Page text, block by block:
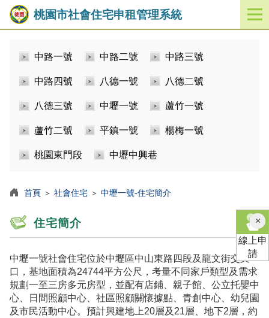
桃園市社會住宅申租管理系統
開
啟
中路一號 中路二號 中路三號
中路四號 八德一號 八德二號
八德三號 中壢一號 蘆竹一號
蘆竹二號 平鎮一號 楊梅一號
桃園東門段 中壢中興巷
首頁 ＞ 社會住宅 ＞ 中壢一號-住宅簡介
住宅簡介
中壢一號社會住宅位於中壢區中山東路四段及龍文街交叉
口，基地面積為24744平方公尺，考量不同家戶類型及需求
規劃一至三房多元房型，並配有店鋪、親子館、公立托嬰中
心、日間照顧中心、社區照顧關懷據點、青創中心、幼兒園
及市民活動中心。預計興建地上20層及21層、地下2層，約
×關
閉
線上申
請